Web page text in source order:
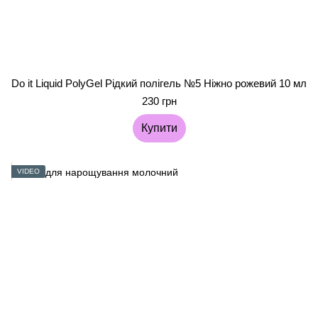
Do it Liquid PolyGel Рідкий полігель №5 Ніжно рожевий 10 мл
230 грн
Купити
VIDEO